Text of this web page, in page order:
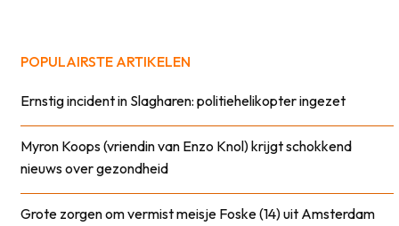
POPULAIRSTE ARTIKELEN
Ernstig incident in Slagharen: politiehelikopter ingezet
Myron Koops (vriendin van Enzo Knol) krijgt schokkend
nieuws over gezondheid
Grote zorgen om vermist meisje Foske (14) uit Amsterdam